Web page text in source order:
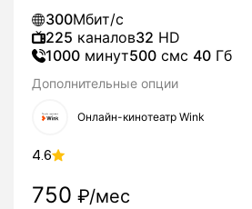
300Мбит/с
225 каналов32 HD
1000 минут500 смс 40 Гб
Дополнительные опции
Онлайн-кинотеатр Wink
4.6
750 ₽/мес